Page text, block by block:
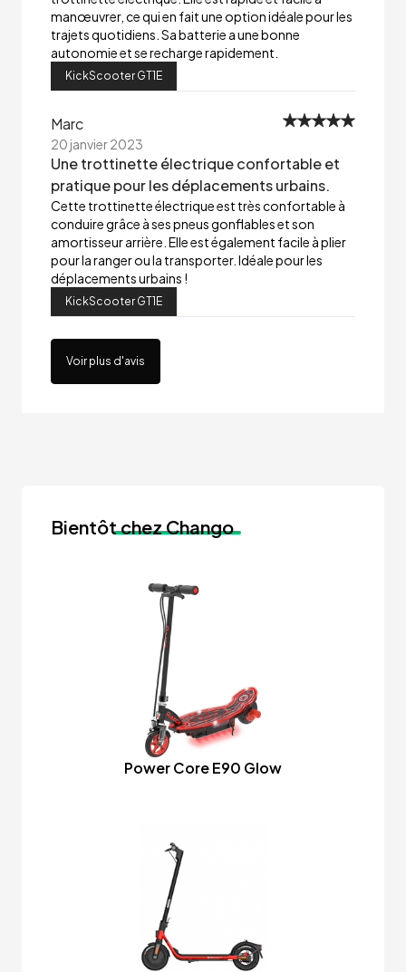
manœuvrer, ce qui en fait une option idéale pour les
trajets quotidiens. Sa batterie a une bonne
autonomie et se recharge rapidement.
KickScooter GT1E
Marc
20 janvier 2023
Une trottinette électrique confortable et
pratique pour les déplacements urbains.
Cette trottinette électrique est très confortable à
conduire grâce à ses pneus gonflables et son
amortisseur arrière. Elle est également facile à plier
pour la ranger ou la transporter. Idéale pour les
déplacements urbains !
KickScooter GT1E
Voir plus d'avis
Bientôtchez Chango
Power Core E90 Glow